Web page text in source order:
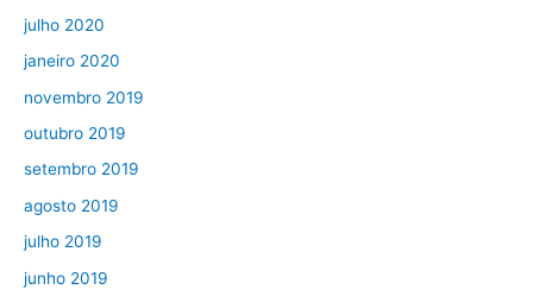
julho 2020
janeiro 2020
novembro 2019
outubro 2019
setembro 2019
agosto 2019
julho 2019
junho 2019